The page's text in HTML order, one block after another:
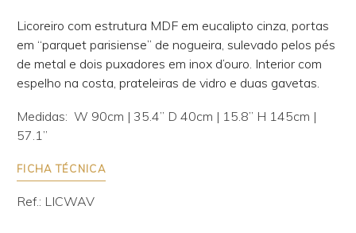
Licoreiro com estrutura MDF em eucalipto cinza, portas
em “parquet parisiense” de nogueira, sulevado pelos pés
de metal e dois puxadores em inox d’ouro. Interior com
espelho na costa, prateleiras de vidro e duas gavetas.
Medidas: W 90cm | 35.4’’ D 40cm | 15.8’’ H 145cm |
57.1’’
FICHA TÉCNICA
Ref.: LICWAV